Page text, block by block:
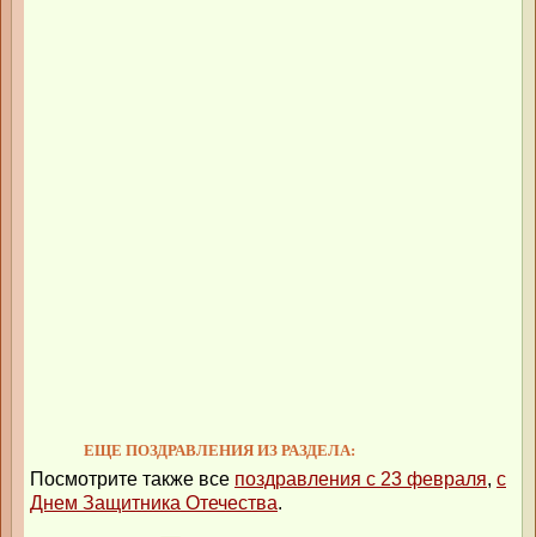
ЕЩЕ ПОЗДРАВЛЕНИЯ ИЗ РАЗДЕЛА:
Посмотрите также все поздравления с 23 февраля, с
Днем Защитника Отечества.